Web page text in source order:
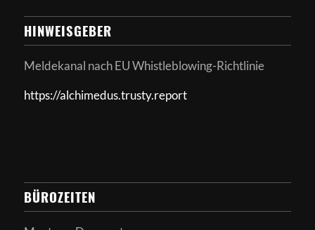
HINWEISGEBER
Meldekanal nachEU Whistleblowing-Richtlinie
https://alchimedus.trusty.report
BÜROZEITEN